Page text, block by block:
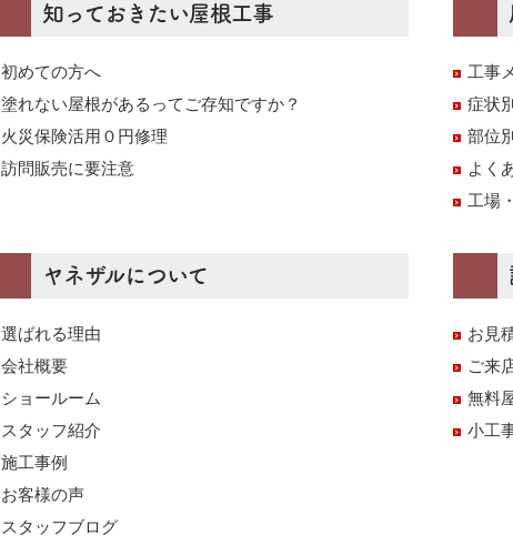
知っておきたい屋根工事
初めての方へ
塗れない屋根があるってご存知ですか？
火災保険活用０円修理
訪問販売に要注意
工事
症状
部位
よく
工場
ヤネザルについて
選ばれる理由
会社概要
ショールーム
スタッフ紹介
施工事例
お客様の声
スタッフブログ
お見
ご来
無料
小工